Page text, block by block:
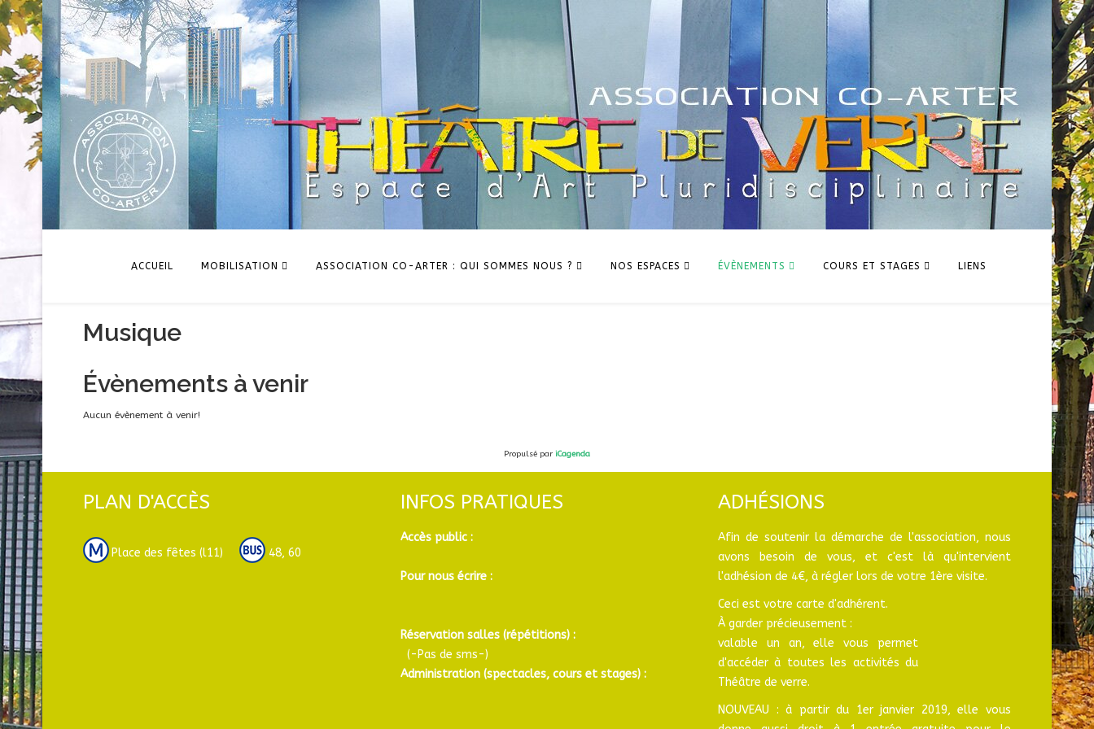
ACCUEIL MOBILISATION ASSOCIATION CO-ARTER : QUI SOMMES NOUS ? NOS ESPACES ÉVÈNEMENTS COURS ET STAGES LIENS
Musique
Évènements à venir
Aucun évènement à venir!
Propulsé par iCagenda
PLAN D'ACCÈS
Place des fêtes (l11) 48, 60
INFOS PRATIQUES
Accès public :
Pour nous écrire :
Réservation salles (répétitions) :
(-Pas de sms-)
Administration (spectacles, cours et stages) :
ADHÉSIONS
Afin de soutenir la démarche de l'association, nous
avons besoin de vous, et c'est là qu'intervient
l'adhésion de 4€, à régler lors de votre 1ère visite.
Ceci est votre carte d'adhérent.
À garder précieusement :
valable un an, elle vous permet
d'accéder à toutes les activités du
Théâtre de verre.
NOUVEAU : à partir du 1er janvier 2019, elle vous